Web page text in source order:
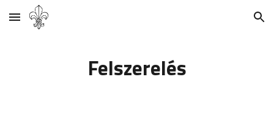
Skip to main content Skip to navigation
Felszerelés